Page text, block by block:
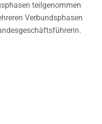
teilgenommen
Verbundsphasen